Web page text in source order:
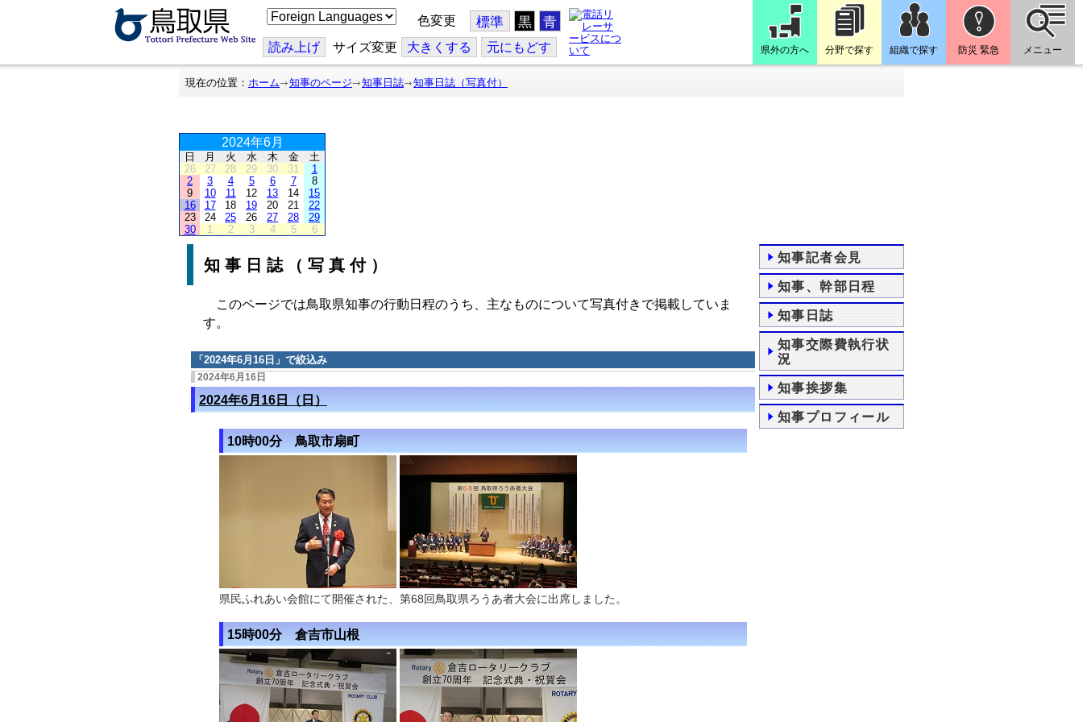
こ
の
ジ
を
翻
色変更 標準 黒 青
読み上げ サイズ変更 大きくする 元にもどす 県外の方へ 分野で探す 組織で探す 防災 緊急 メニュー
現在の位置： ホーム 知事のページ 知事日誌 知事日誌（写真付）
2024年6月
日 月 火 水 木 金
土
26
27 28 29 30 31
1
2
3 4 5 6 7
8
9
10 11 12 13 14
15
16
17 18 19 20 21
22
23
24 25 26 27 28
29
30
1 2 3 4 5 6
知事日誌（写真付）
このページでは鳥取県知事の行動日程のうち、主なものについて写真付きで掲載していま
す。
「 2024年6月16日 」で絞込み
2024年6月16日
2024年6月16日（日）
10時00分 鳥取市扇町
県民ふれあい会館にて開催された、第68回鳥取県ろうあ者大会に出席しました。
15時00分 倉吉市山根
知事記者会見
知事、幹部日程
知事日誌
知事交際費執行状
況
知事挨拶集
知事プロフィール